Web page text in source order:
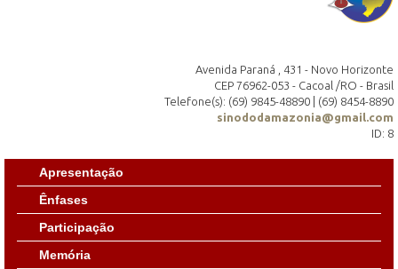
Avenida Paraná , 431 - Novo Horizonte
CEP 76962-053 - Cacoal /RO - Brasil
Telefone(s): (69) 9845-48890 | (69) 8454-8890
sinododamazonia@gmail.com
ID: 8
Apresentação
Ênfases
Participação
Memória